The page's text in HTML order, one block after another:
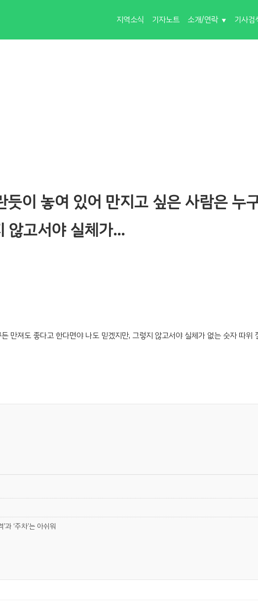
지역소식 기자노트 소개/연락 기사검
이 놓여 있어 만지고 싶은 사람은 누
않고서야 실체가…
만져도 좋다고 한다면야 나도 믿겠지만, 그렇지 않고서야 실체가 없는 숫자 따위
과 ‘주차’는 아쉬워